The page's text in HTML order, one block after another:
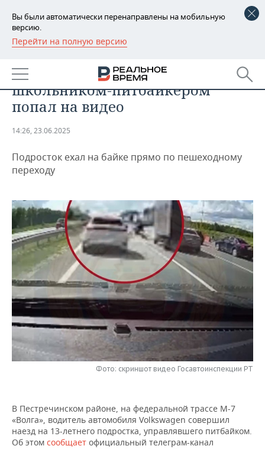
Вы были автоматически перенаправлены на мобильную
версию.
Перейти на полную версию
РЕГИОНЫ
БАШКОРТОСТАН
ТАТАРСТАН
НОВОСТИ
АНАЛИТИКА
ДЕКЛАРАЦИИ О ДОХОДАХ
КОРОЛИ ГОСЗАКАЗА ПФО
ВУЗЫ ТАТАРСТАНА
КОМУ ПРИНАДЛЕЖАТ
ТОРГОВЫЕ ЦЕНТРЫ
ТАТАРСТАНА
НОВОСТИ ЭКОНОМИКИ
ФИНАНСЫ
БАНКИ
БЮДЖЕТ
ИНВЕСТИЦИИ
ПРОМЫШЛЕННОСТЬ
НОВОСТИ
АГРОПРОМ
МАШИНОСТРОЕНИЕ
НЕФТЕХИМИЯ
НЕФТЬ
ОПК
ЭНЕРГЕТИКА
НЕДВИЖИМОСТЬ
НОВОСТИ НЕДВИЖИМОСТИ
АВТО
НОВОСТИ АВТО
БИЗНЕС
НОВОСТИ БИЗНЕСА
РОЗНИЧНАЯ ТОРГОВЛЯ
ТРАНСПОРТ
УСЛУГИ
ТЕХНОЛОГИИ
НОВОСТИ ТЕХНОЛОГИЙ
IT
МЕДИА
ТЕЛЕКОММУНИКАЦИИ
МЕРОПРИЯТИЯ
НОВОСТИ МЕРОПРИЯТИЙ
ВЫЕЗДНАЯ РЕДАКЦИЯ
ОТКРЫТАЯ ЛЕКЦИЯ
СПОРТ
НОВОСТИ СПОРТА
БАСКЕТБОЛ
ОБЩЕСТВО
НОВОСТИ ОБЩЕСТВА
ИНФРАСТРУКТУРА
СПРАВОЧНИК
Момент ДТП в Татарстане со
школьником-питбайкером
попал на видео
14:26, 23.06.2025
Подросток ехал на байке прямо по пешеходному
переходу
Фото: скриншот видео Госавтоинспекции РТ
В Пестречинском районе, на федеральной трассе М-7
«Волга», водитель автомобиля Volkswagen совершил
наезд на 13-летнего подростка, управлявшего питбайком.
Об этом сообщает официальный телеграм-канал